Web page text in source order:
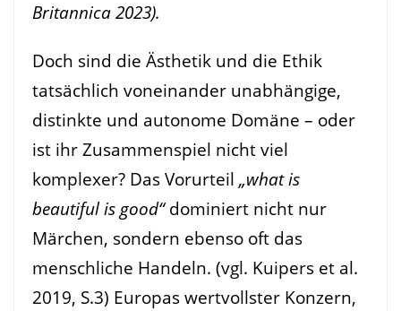
Britannica 2023).
Doch sind die Ästhetik und die Ethik
tatsächlich voneinander unabhängige,
distinkte und autonome Domäne – oder
ist ihr Zusammenspiel nicht viel
komplexer? Das Vorurteil „whatis
beautiful is good“ dominiert nicht nur
Märchen, sondern ebenso oft das
menschliche Handeln. (vgl. Kuipers et al.
2019, S.3) Europas wertvollster Konzern,